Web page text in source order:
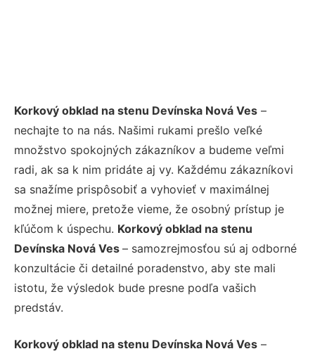
Korkový obklad na stenu Devínska Nová Ves –
nechajte to na nás. Našimi rukami prešlo veľké
množstvo spokojných zákazníkov a budeme veľmi
radi, ak sa k nim pridáte aj vy. Každému zákazníkovi
sa snažíme prispôsobiť a vyhovieť v maximálnej
možnej miere, pretože vieme, že osobný prístup je
kľúčom k úspechu. Korkový obklad na stenu
Devínska Nová Ves – samozrejmosťou sú aj odborné
konzultácie či detailné poradenstvo, aby ste mali
istotu, že výsledok bude presne podľa vašich
predstáv.
Korkový obklad na stenu Devínska Nová Ves –